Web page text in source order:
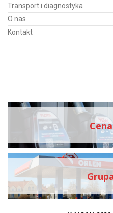
Transport i diagnostyka
O nas
Kontakt